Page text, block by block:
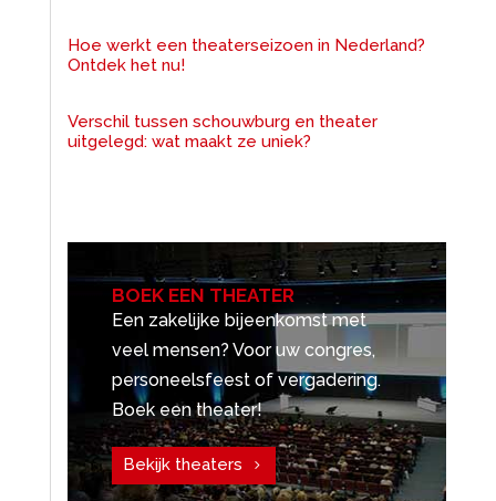
Hoe werkt een theaterseizoen in Nederland?
Ontdek het nu!
Verschil tussen schouwburg en theater
uitgelegd: wat maakt ze uniek?
BOEK EEN THEATER
Een zakelijke bijeenkomst met
veel mensen? Voor uw congres,
personeelsfeest of vergadering.
Boek een theater!
Bekijk theaters